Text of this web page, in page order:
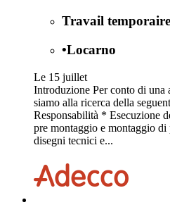
Travail temporaire
•Locarno
Le 15 juillet
Introduzione Per conto di una
siamo alla ricerca della
Responsabilità * Esecuzione
pre montaggio e montaggio di
disegni tecnici e...